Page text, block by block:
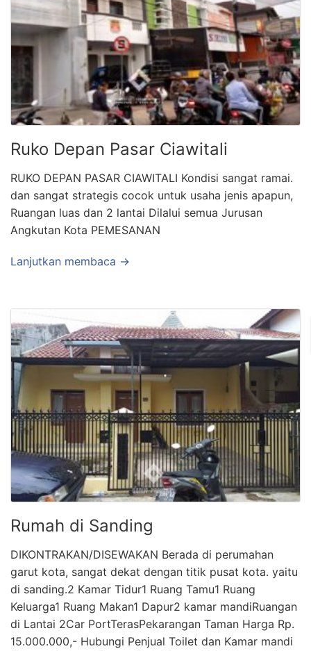
Ruko Depan Pasar Ciawitali
RUKO DEPAN PASAR CIAWITALI Kondisi sangat ramai.
dan sangat strategis cocok untuk usaha jenis apapun,
Ruangan luas dan 2 lantai Dilalui semua Jurusan
Angkutan Kota PEMESANAN
Lanjutkan membaca →
Rumah di Sanding
DIKONTRAKAN/DISEWAKAN Berada di perumahan
garut kota, sangat dekat dengan titik pusat kota. yaitu
di sanding.2 Kamar Tidur1 Ruang Tamu1 Ruang
Keluarga1 Ruang Makan1 Dapur2 kamar mandiRuangan
di Lantai 2Car PortTerasPekarangan Taman Harga Rp.
15.000.000,- Hubungi Penjual Toilet dan Kamar mandi